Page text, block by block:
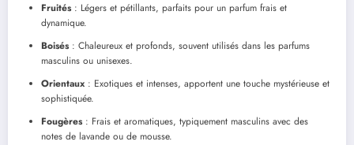
Fruités: Légers et pétillants, parfaits pour un parfum frais et
dynamique.
Boisés: Chaleureux et profonds, souvent utilisés dans les parfums
masculins ou unisexes.
Orientaux : Exotiques et intenses, apportent une touche mystérieuse et
sophistiquée.
Fougères: Frais et aromatiques, typiquement masculins avec des
notes de lavande ou de mousse.